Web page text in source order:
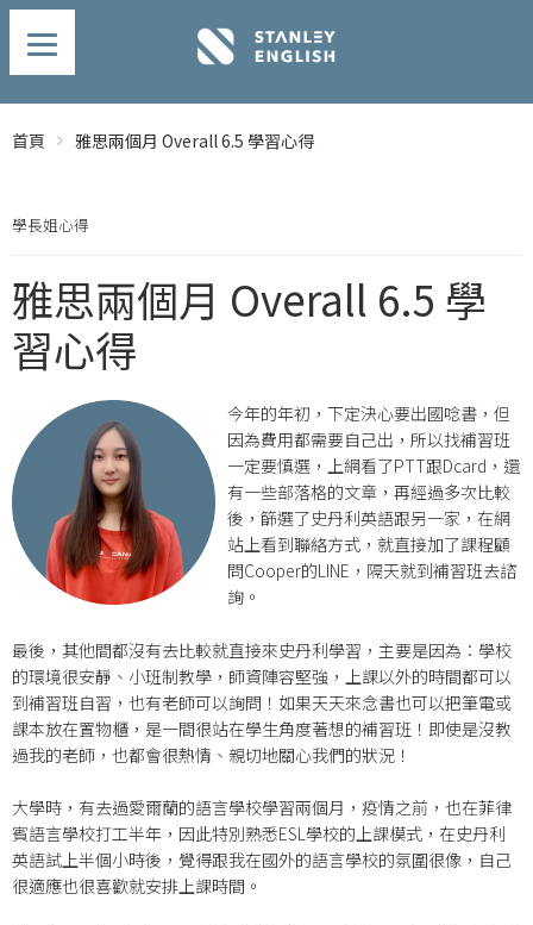
首頁 雅思兩個月 Overall 6.5 學習心得
學長姐心得
雅思兩個月 Overall 6.5 學
習心得
今年的年初，下定決心要出國唸書，但
因為費用都需要自己出，所以找補習班
一定要慎選，上網看了PTT跟Dcard，還
有一些部落格的文章，再經過多次比較
後，篩選了史丹利英語跟另一家，在網
站上看到聯絡方式，就直接加了課程顧
問Cooper的LINE，隔天就到補習班去諮
詢。
最後，其他間都沒有去比較就直接來史丹利學習，主要是因為：學校
的環境很安靜、小班制教學，師資陣容堅強，上課以外的時間都可以
到補習班自習，也有老師可以詢問！如果天天來念書也可以把筆電或
課本放在置物櫃，是一間很站在學生角度著想的補習班！即使是沒教
過我的老師，也都會很熱情、親切地關心我們的狀況！
大學時，有去過愛爾蘭的語言學校學習兩個月，疫情之前，也在菲律
賓語言學校打工半年，因此特別熟悉ESL學校的上課模式，在史丹利
英語試上半個小時後，覺得跟我在國外的語言學校的氛圍很像，自己
很適應也很喜歡就安排上課時間。